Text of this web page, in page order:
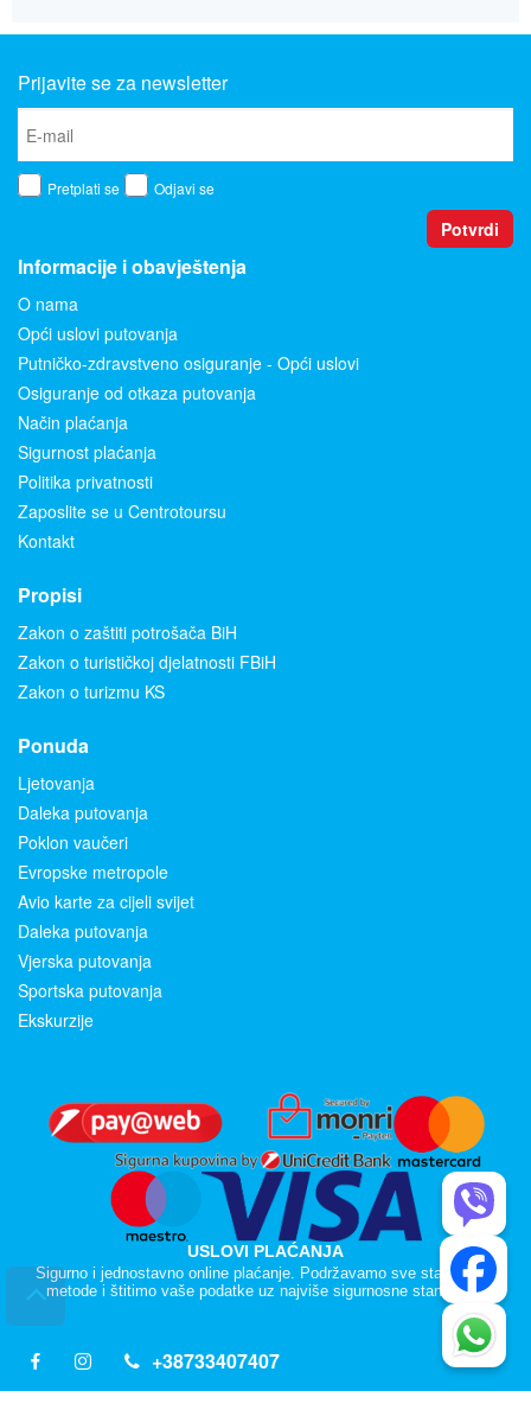
Prijavite se za newsletter
Pretplati se Odjavi se
Potvrdi
Informacije i obavještenja
O nama
Opći uslovi putovanja
Putničko-zdravstveno osiguranje - Opći uslovi
Osiguranje od otkaza putovanja
Način plaćanja
Sigurnost plaćanja
Politika privatnosti
Zaposlite se u Centrotoursu
Kontakt
Propisi
Zakon o zaštiti potrošača BiH
Zakon o turističkoj djelatnosti FBiH
Zakon o turizmu KS
Ponuda
Ljetovanja
Daleka putovanja
Poklon vaučeri
Evropske metropole
Avio karte za cijeli svijet
Daleka putovanja
Vjerska putovanja
Sportska putovanja
Ekskurzije
USLOVI PLAĆANJA
Sigurno i jednostavno online plaćanje. Podržavamo sve standardne
metode i štitimo vaše podatke uz najviše sigurnosne standarde.
+38733407407